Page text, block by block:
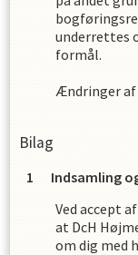
underrettes
formål.
Ændringer af
Bilag
Indsamling
Ved accept
at DcH
om dig med